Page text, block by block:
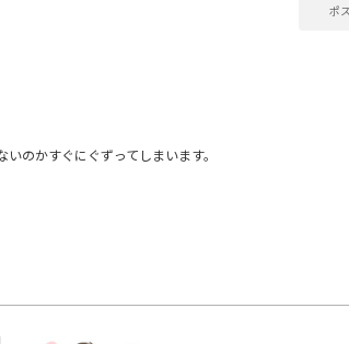
ポ
のかすぐにぐずってしまいます。